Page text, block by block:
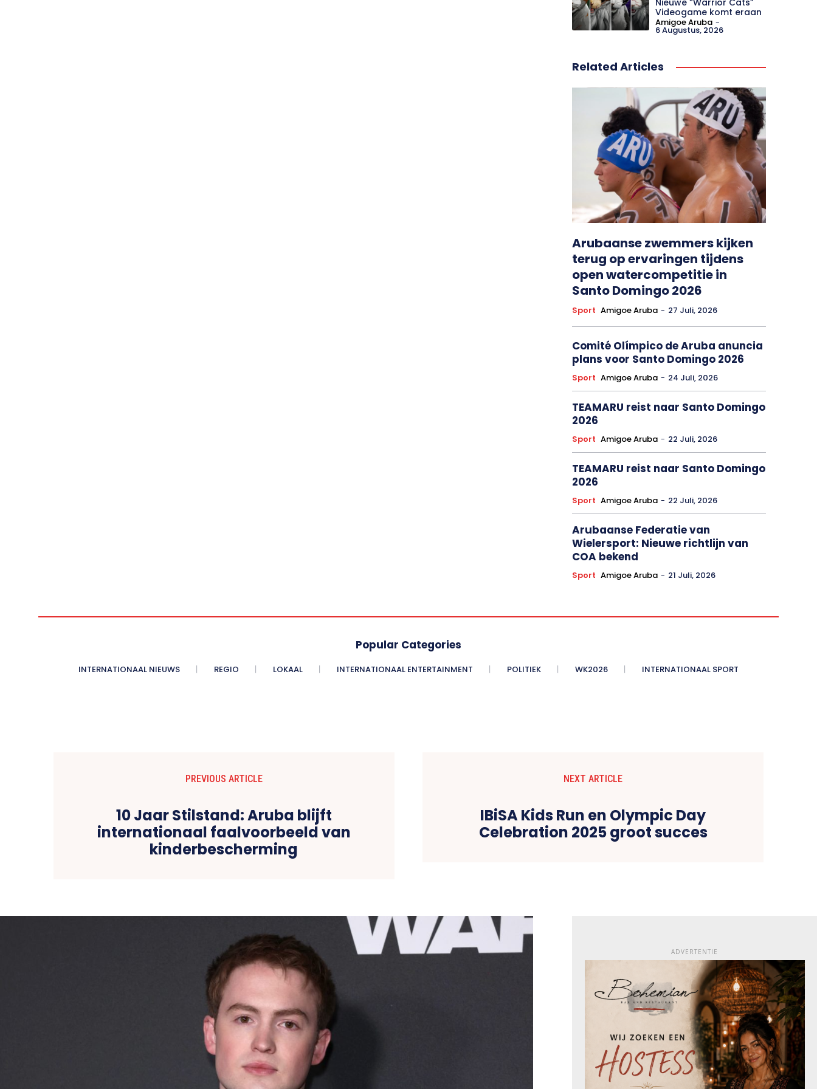
Nieuwe “Warrior Cats”
Videogame komt eraan
Amigoe Aruba -
6 Augustus, 2026
Related Articles
Arubaanse zwemmers kijken
terug op ervaringen tijdens
open watercompetitie in
Santo Domingo 2026
Sport Amigoe Aruba - 27 Juli, 2026
Comité Olímpico de Aruba anuncia
plans voor Santo Domingo 2026
Sport Amigoe Aruba - 24 Juli, 2026
TEAMARU reist naar Santo Domingo
2026
Sport Amigoe Aruba - 22 Juli, 2026
TEAMARU reist naar Santo Domingo
2026
Sport Amigoe Aruba - 22 Juli, 2026
Arubaanse Federatie van
Wielersport: Nieuwe richtlijn van
COA bekend
Sport Amigoe Aruba - 21 Juli, 2026
Popular Categories
INTERNATIONAAL NIEUWS REGIO LOKAAL INTERNATIONAAL ENTERTAINMENT POLITIEK WK2026 INTERNATIONAAL SPORT
PREVIOUS ARTICLE
10 Jaar Stilstand: Aruba blijft
internationaal faalvoorbeeld van
kinderbescherming
NEXT ARTICLE
IBiSA Kids Run en Olympic Day
Celebration 2025 groot succes